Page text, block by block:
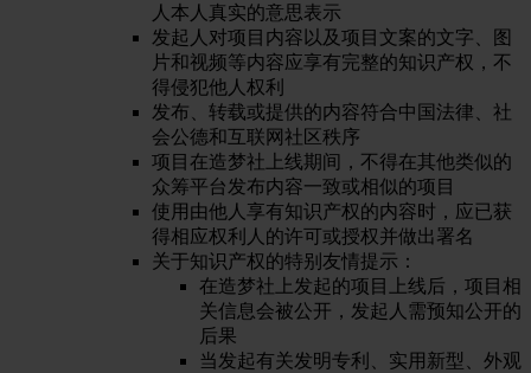
人本人真实的意思表示
发起人对项目内容以及项目文案的文字、图
片和视频等内容应享有完整的知识产权，不
得侵犯他人权利
发布、转载或提供的内容符合中国法律、社
会公德和互联网社区秩序
项目在造梦社上线期间，不得在其他类似的
众筹平台发布内容一致或相似的项目
使用由他人享有知识产权的内容时，应已获
得相应权利人的许可或授权并做出署名
关于知识产权的特别友情提示：
在造梦社上发起的项目上线后，项目相
关信息会被公开，发起人需预知公开的
后果
当发起有关发明专利、实用新型、外观